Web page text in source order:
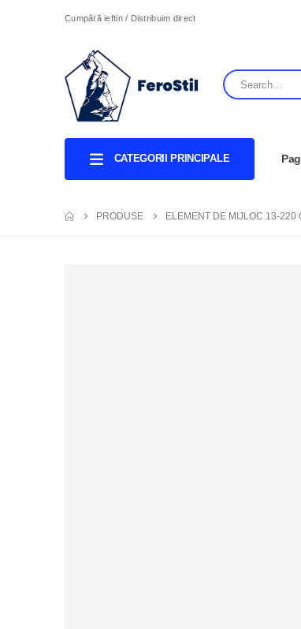
Cumpără ieftin / Distribuim direct
CATEGORII PRINCIPALE
PRODUSE ELEMENT DE MIJLOC 13-220